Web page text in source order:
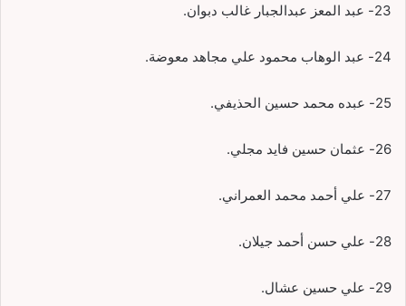
23- عبد المعز عبدالجبار غالب دبوان.
24- عبد الوهاب محمود علي مجاهد معوضة.
25- عبده محمد حسين الحذيفي.
26- عثمان حسين فايد مجلي.
27- علي أحمد محمد العمراني.
28- علي حسن أحمد جيلان.
29- علي حسين عشال.